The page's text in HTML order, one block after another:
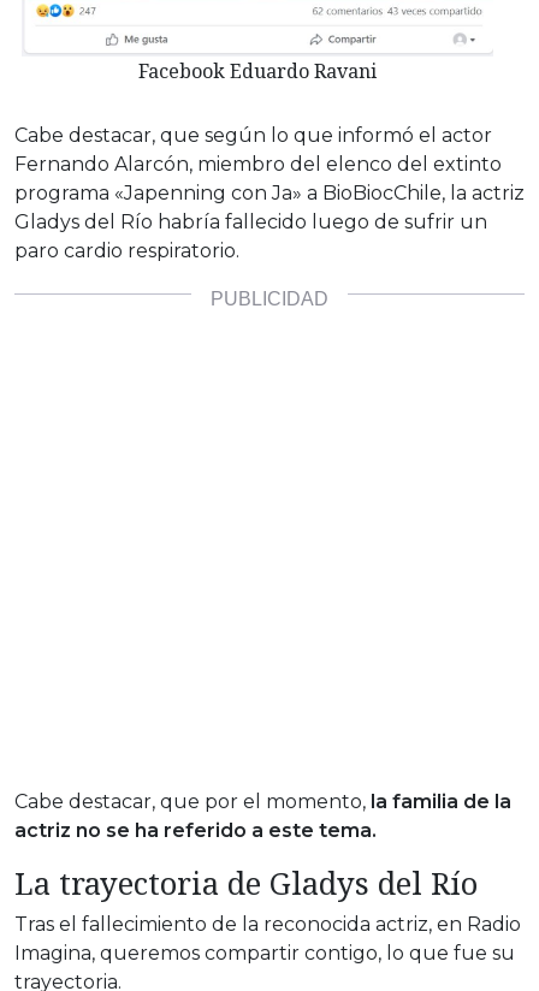
Facebook Eduardo Ravani
Cabe destacar, que según lo que informó el actor
Fernando Alarcón, miembro del elenco del extinto
programa «Japenning con Ja» a BioBiocChile, la actriz
Gladys del Río habría fallecido luego de sufrir un
paro cardio respiratorio.
Cabe destacar, que por el momento, la familia de la
actriz no se ha referido a este tema.
La trayectoria de Gladys del Río
Tras el fallecimiento de la reconocida actriz, en Radio
Imagina, queremos compartir contigo, lo que fue su
trayectoria.